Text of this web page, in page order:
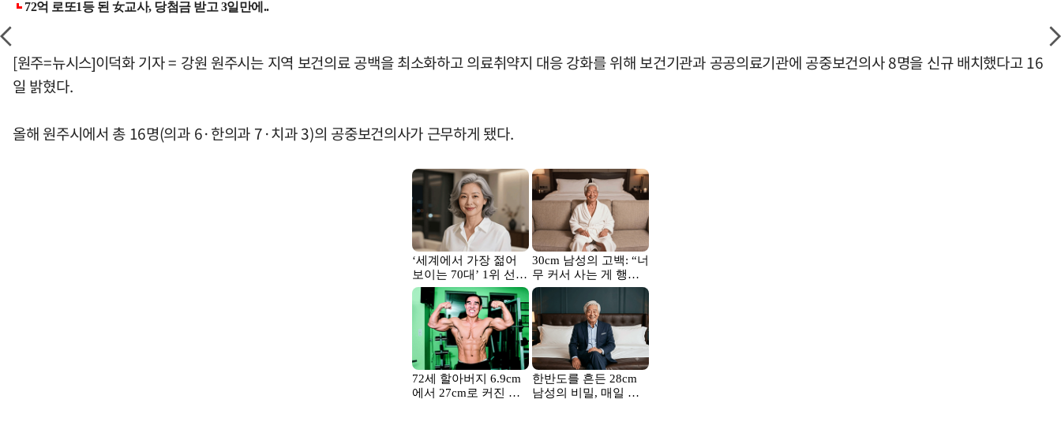
[원주=뉴시스]이덕화 기자 = 강원 원주시는 지역 보건의료 공백을 최소화하고 의료취약지 대응 강화를 위해 보건기관과 공공의료기관에 공중보건의사 8명을 신규 배치했다고 16
일 밝혔다.
올해 원주시에서 총 16명(의과 6·한의과 7·치과 3)의 공중보건의사가 근무하게 됐다.